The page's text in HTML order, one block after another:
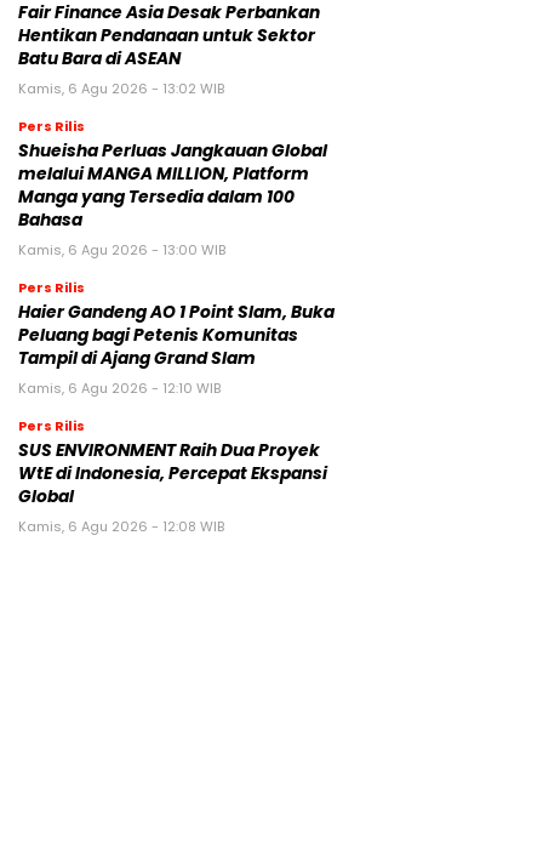
Fair Finance Asia Desak Perbankan
Hentikan Pendanaan untuk Sektor
Batu Bara di ASEAN
Kamis, 6 Agu 2026 - 13:02 WIB
Pers Rilis
Shueisha Perluas Jangkauan Global
melalui MANGA MILLION, Platform
Manga yang Tersedia dalam 100
Bahasa
Kamis, 6 Agu 2026 - 13:00 WIB
Pers Rilis
Haier Gandeng AO 1 Point Slam, Buka
Peluang bagi Petenis Komunitas
Tampil di Ajang Grand Slam
Kamis, 6 Agu 2026 - 12:10 WIB
Pers Rilis
SUS ENVIRONMENT Raih Dua Proyek
WtE di Indonesia, Percepat Ekspansi
Global
Kamis, 6 Agu 2026 - 12:08 WIB